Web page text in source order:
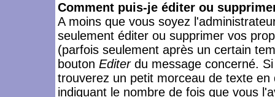
Comment puis-je éditer ou
A moins que vous soyez
seulement éditer ou supprimer vos
(parfois seulement après un certain
bouton Editerdu message concerné.
trouverez un petit morceau de texte
indiquant le nombre de fois que vous